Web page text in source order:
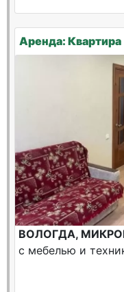
Аренда: Квартира
ВОЛОГДА,
с мебелью и